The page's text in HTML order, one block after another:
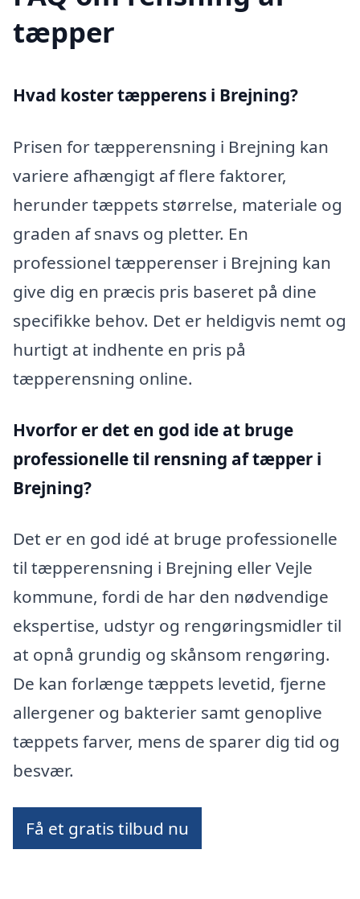
tæpper
Hvad koster tæpperens i Brejning?
Prisen for tæpperensning i Brejning kan
variere afhængigt af flere faktorer,
herunder tæppets størrelse, materiale og
graden af snavs og pletter. En
professionel tæpperenser i Brejning kan
give dig en præcis pris baseret på dine
specifikke behov. Det er heldigvis nemt og
hurtigt at indhente en pris på
tæpperensning online.
Hvorfor er det en god ide at bruge
professionelle til rensning af tæpper i
Brejning?
Det er en god idé at bruge professionelle
til tæpperensning i Brejning eller Vejle
kommune, fordi de har den nødvendige
ekspertise, udstyr og rengøringsmidler til
at opnå grundig og skånsom rengøring.
De kan forlænge tæppets levetid, fjerne
allergener og bakterier samt genoplive
tæppets farver, mens de sparer dig tid og
besvær.
Få et gratis tilbud nu